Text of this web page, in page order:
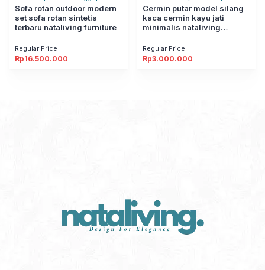
Sofa rotan outdoor modern
set sofa rotan sintetis
terbaru nataliving furniture
Regular Price
Rp16.500.000
Tangga
Cermin putar model silang
kaca cermin kayu jati
minimalis nataliving
Regular Price
Rp3.000.000